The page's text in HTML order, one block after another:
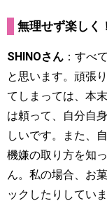
無理せず楽しく
SHINOさん ：すべ
と思います。頑張
てしまっては、本
は頼って、自分自
しいです。また、
機嫌の取り方を知
ん。私の場合、お
ックしたりしてい